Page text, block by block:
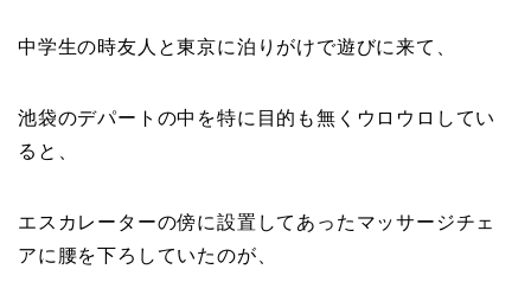
中学生の時友人と東京に泊りがけで遊びに来て、
池袋のデパートの中を特に目的も無くウロウロしてい
ると、
エスカレーターの傍に設置してあったマッサージチェ
アに腰を下ろしていたのが、